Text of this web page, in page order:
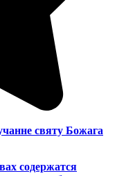
святу Божага
содержатся